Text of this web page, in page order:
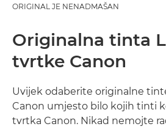
ORIGINAL JE NENADMAŠAN
Originalna tinta
tvrtke Canon
Uvijek odaberite originalne
Canon umjesto bilo kojih tinti
tvrtka Canon. Nikad nemojte